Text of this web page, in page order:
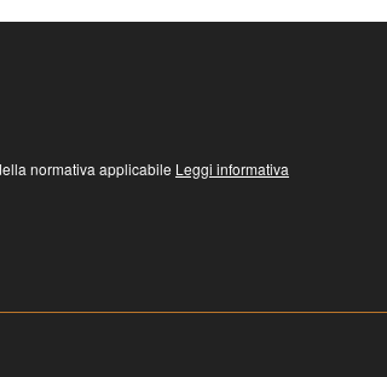
normativa applicabile Leggi informativa